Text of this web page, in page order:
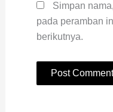
Simpan
pada peramban
berikutnya.